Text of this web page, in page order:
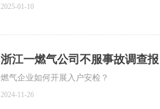
2025-01-10
浙江一燃气公司不服事故调查报
告提起行政复议！入户安检发现
燃气企业如何开展入户安检？
2024-11-26